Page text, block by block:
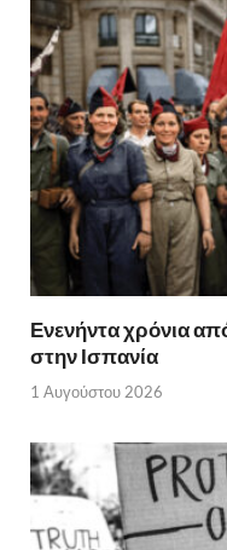
Ενενήντα χρόνια
στην Ισπανία
1 Αυγούστου 2026